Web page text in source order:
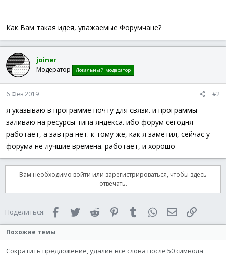
Как Вам такая идея, уважаемые Форумчане?
joiner
Модератор Локальный модератор
6 Фев 2019 #2
я указываю в программе почту для связи. и программы
заливаю на ресурсы типа яндекса. ибо форум сегодня
работает, а завтра нет. к тому же, как я заметил, сейчас у
форума не лучшие времена. работает, и хорошо
Вам необходимо войти или зарегистрироваться, чтобы здесь
отвечать.
Поделиться: FacebookTwitter Reddit PinterestTumblr WhatsAppЭлектронная
Похожие темы
Сократить предложение, удалив все слова после 50 символа